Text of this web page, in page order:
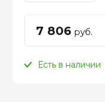
7 806руб.
Есть в наличии